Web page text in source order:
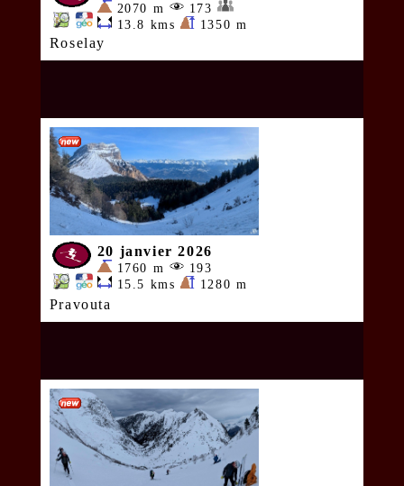
2070 m
173
13.8 kms
1350 m
Roselay
20 janvier 2026
1760 m
193
15.5 kms
1280 m
Pravouta